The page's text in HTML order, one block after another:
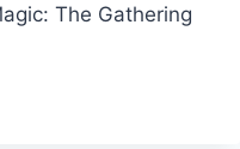
The Gathering